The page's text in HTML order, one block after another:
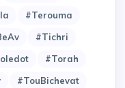
#Terouma
#Tichri
#Torah
#TouBichevat